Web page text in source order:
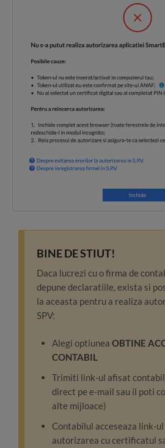
BINE DE STIUT!
Daca lucrezi cu o firma de
depune declaratiile, exista si
la aceasta pentru a realiza
SPV:
Alegi optiunea OBTINE
CONTABIL
Trimiti link-ul afisat
direct pe e-mail sau il poti
alte mijloace)
Contabilul acceseaza link-
autorizarea cu certificatul